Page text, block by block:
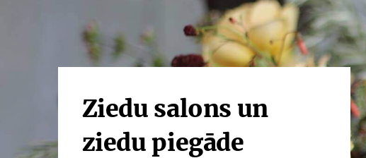
Ziedu salons un
ziedu piegāde